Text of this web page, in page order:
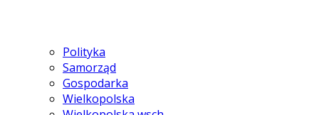
Polityka
Samorząd
Gospodarka
Wielkopolska